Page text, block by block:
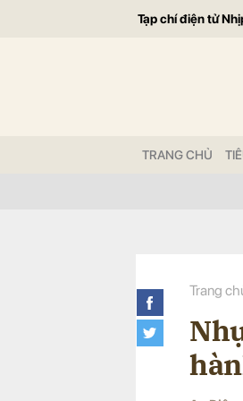
Tạp chí điện tử
TRANG CHỦ
Trang